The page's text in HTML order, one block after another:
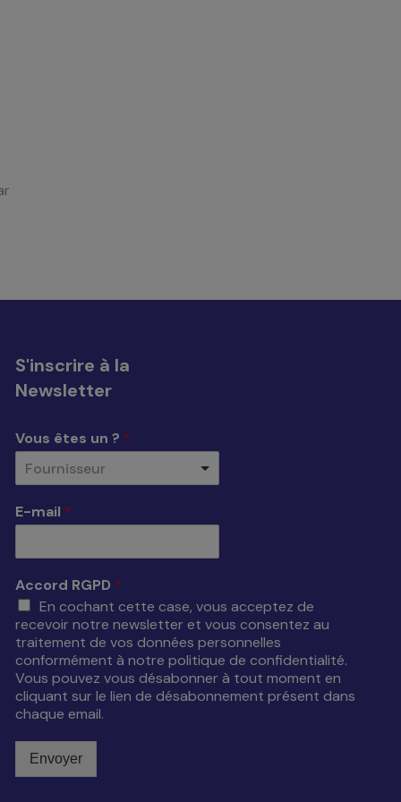
S'inscrire à la
Newsletter
Vous êtes un ? *
Fournisseur
E-mail *
Accord RGPD *
En cochant cette case, vous acceptez de
recevoir notre newsletter et vous consentez au
traitement de vos données personnelles
conformément à notre politique de confidentialité.
Vous pouvez vous désabonner à tout moment en
cliquant sur le lien de désabonnement présent dans
chaque email.
Envoyer